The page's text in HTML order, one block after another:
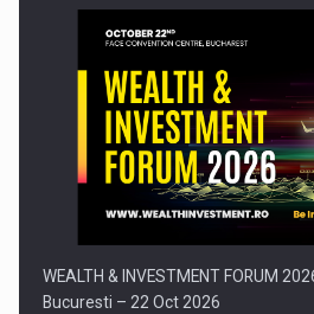
Comunicat de presa: Joburile part-
WEALTH & INVESTMENT FORUM
Bucuresti – 22 Oct 2026